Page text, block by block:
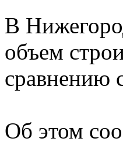
В
объем
сравнению
Об этом